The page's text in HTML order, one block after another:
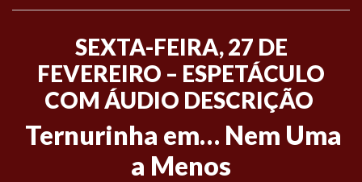
SEXTA-FEIRA, 27 DE
FEVEREIRO – ESPETÁCULO
COM ÁUDIO DESCRIÇÃO
Ternurinha em… Nem Uma
a Menos